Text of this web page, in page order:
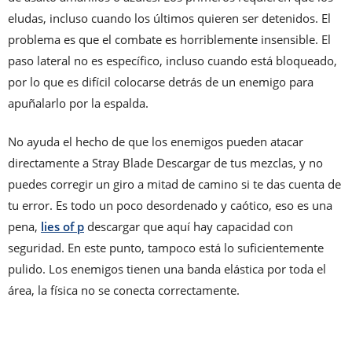
eludas, incluso cuando los últimos quieren ser detenidos. El
problema es que el combate es horriblemente insensible. El
paso lateral no es específico, incluso cuando está bloqueado,
por lo que es difícil colocarse detrás de un enemigo para
apuñalarlo por la espalda.
No ayuda el hecho de que los enemigos pueden atacar
directamente a Stray Blade Descargar de tus mezclas, y no
puedes corregir un giro a mitad de camino si te das cuenta de
tu error. Es todo un poco desordenado y caótico, eso es una
pena, lies of p descargar que aquí hay capacidad con
seguridad. En este punto, tampoco está lo suficientemente
pulido. Los enemigos tienen una banda elástica por toda el
área, la física no se conecta correctamente.